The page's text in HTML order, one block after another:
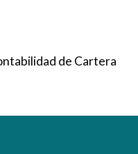
de Cartera